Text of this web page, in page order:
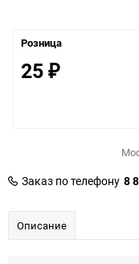
Розница
25 ₽
Заказ по телефону 8
Описание